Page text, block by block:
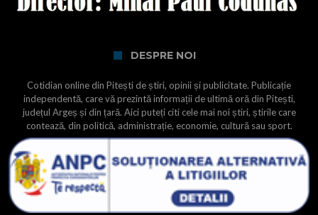
DESPRE NOI
Cotidian online din Pitești de știri, opinii și publicitate. Publicație
independentă, care vă prezintă informații de ultimă oră din Pitești,
județul Argeș și din țară. Aici puteți citi cele mai noi știri, știrile care
contează, din politică, administrație, economie, cultură sau sport.